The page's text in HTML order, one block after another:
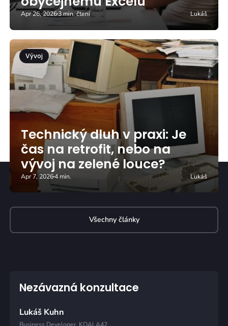
Apr 26, 20263 min. čtení Lukáš
Vývoj
Technický dluh v praxi: Je
čas na retrofit, nebo na
vývoj na zelené louce?
Apr 7, 20264 min. Lukáš
Všechny články
Nezávazná konzultace
Lukáš Kuhn